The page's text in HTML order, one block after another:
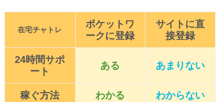
在宅チャトレ
ポケットワ
ークに登録
サイトに直
接登録
24時間サポ
ート
ある あまりない
稼ぐ方法 わかる わからない